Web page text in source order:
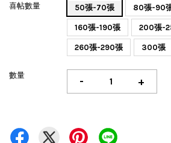
喜帖數量 50張-70張 80張-90
160張-190張 200張-
260張-290張 300張
數量 - +